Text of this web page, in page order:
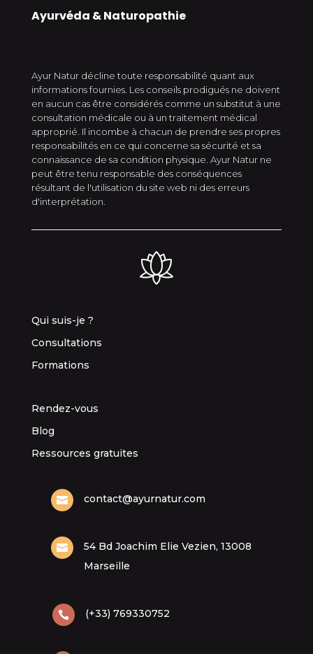
Ayurvéda & Naturopathie
Ayur Natur décline toute responsabilité quant aux
informations fournies. Les conseils prodigués ne doivent
en aucun cas être considérés comme un substitut à une
consultation médicale ou à un traitement médical
approprié. Il incombe à chacun de prendre ses propres
responsabilités en ce qui concerne sa sécurité et sa
connaissance de sa condition physique. Ayur Natur ne
peut être tenu responsable des conséquences
résultant de l'utilisation du site web ni des erreurs
d'interprétation.
Qui suis-je ?
Consultations
Formations
Rendez-vous
Blog
Ressources gratuites
 contact@ayurnatur.com

54 Bd Joachim Elie Vezien, 13008
Marseille
 (+33) 769330752